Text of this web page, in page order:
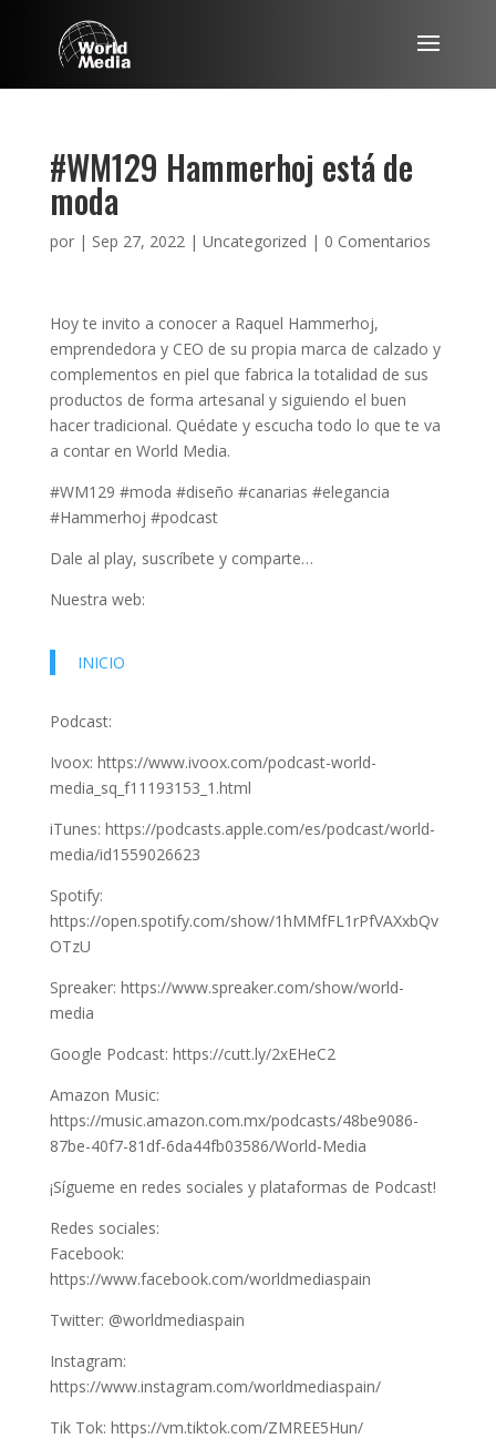
#WM129 Hammerhoj está de
moda
por | Sep 27, 2022| Uncategorized | 0 Comentarios
Hoy te invito a conocer a Raquel Hammerhoj,
emprendedora y CEO de su propia marca de calzado y
complementos en piel que fabrica la totalidad de sus
productos de forma artesanal y siguiendo el buen
hacer tradicional. Quédate y escucha todo lo que te va
a contar en World Media.
#WM129 #moda #diseño #canarias #elegancia
#Hammerhoj #podcast
Dale al play, suscríbete y comparte…
Nuestra web:
INICIO
Podcast:
Ivoox: https://www.ivoox.com/podcast-world-
media_sq_f11193153_1.html
iTunes: https://podcasts.apple.com/es/podcast/world-
media/id1559026623
Spotify:
https://open.spotify.com/show/1hMMfFL1rPfVAXxbQv
OTzU
Spreaker: https://www.spreaker.com/show/world-
media
Google Podcast: https://cutt.ly/2xEHeC2
Amazon Music:
https://music.amazon.com.mx/podcasts/48be9086-
87be-40f7-81df-6da44fb03586/World-Media
¡Sígueme en redes sociales y plataformas de Podcast!
Redes sociales:
Facebook:
https://www.facebook.com/worldmediaspain
Twitter: @worldmediaspain
Instagram:
https://www.instagram.com/worldmediaspain/
Tik Tok: https://vm.tiktok.com/ZMREE5Hun/